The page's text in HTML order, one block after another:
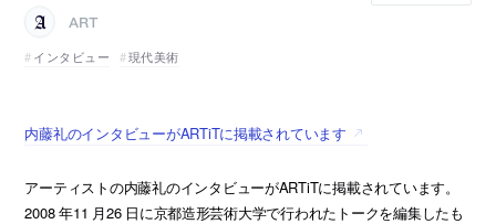
ART
インタビュー
現代美術
内藤礼のインタビューがARTiTに掲載されています
アーティストの内藤礼のインタビューがARTiTに掲載されています。
2008 年11 月26 日に京都造形芸術大学で行われたトークを編集したも